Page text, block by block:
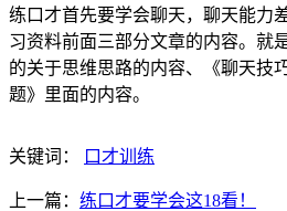
练口才首先要学会聊天，聊天能力
习资料前面三部分文章的内容。就
的关于思维思路的内容、《聊天技
题》里面的内容。
关键词： 口才训练
上一篇： 练口才要学会这18看！